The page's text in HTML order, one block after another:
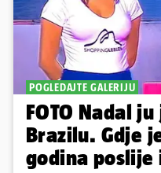
POGLEDAJTE GALERIJU
FOTO Nadal
Brazilu. Gdje
godina poslije